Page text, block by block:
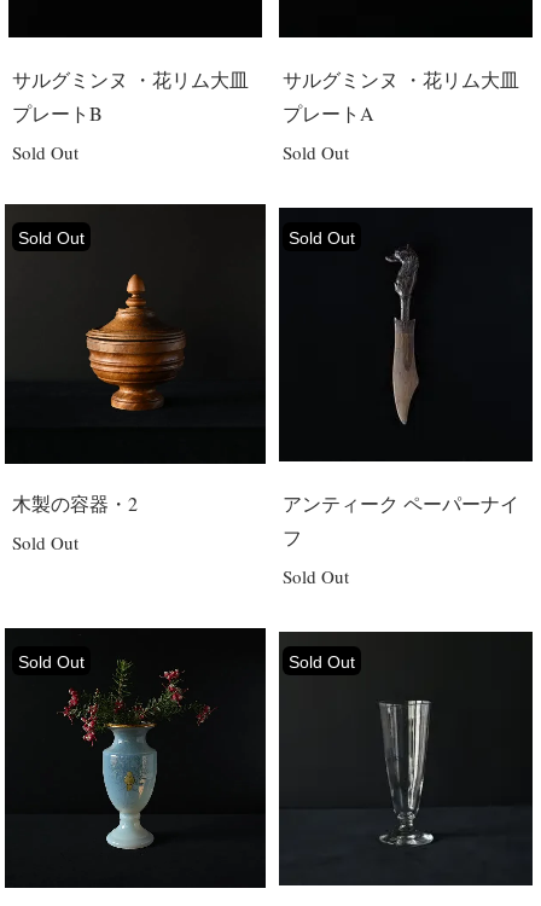
サルグミンヌ ・花リム大皿
プレートB
Sold Out
サルグミンヌ ・花リム大皿
プレートA
Sold Out
Sold Out
木製の容器・2
Sold Out
Sold Out
アンティーク ペーパーナイ
フ
Sold Out
Sold Out Sold Out